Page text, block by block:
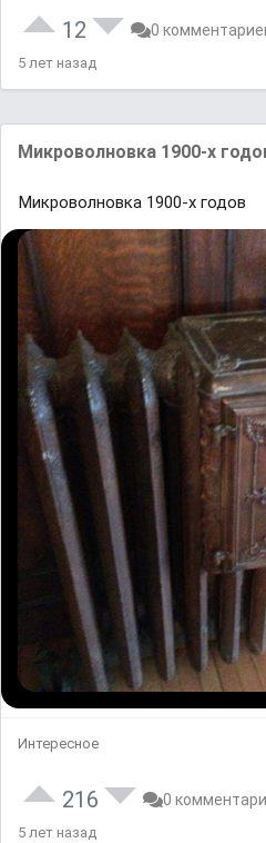
12 0
5 лет назад
Микроволновка 1900-х
Микроволновка 1900-х годов
Интересное
216 0
5 лет назад